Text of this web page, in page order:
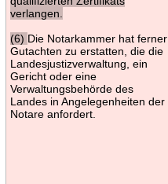
verlangen.
(6) Die Notarkammer hat ferner
Gutachten zu erstatten, die die
Landesjustizverwaltung, ein
Gericht oder eine
Verwaltungsbehörde des
Landes in Angelegenheiten der
Notare anfordert.